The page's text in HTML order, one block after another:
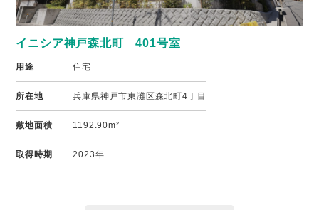
イニシア神戸森北町 401号室
用途 住宅
所在地 兵庫県神戸市東灘区森北町4丁目
敷地面積 1192.90m²
取得時期 2023年